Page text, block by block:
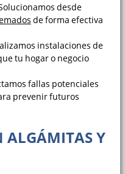
desde
de forma efectiva
instalaciones de
tu hogar o negocio
fallas potenciales
prevenir futuros
ALGÁMITAS Y